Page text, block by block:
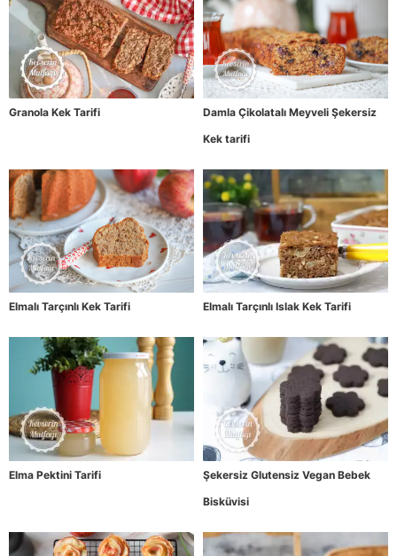
Granola Kek Tarifi
Damla Çikolatalı Meyveli Şekersiz
Kek tarifi
Elmalı Tarçınlı Kek Tarifi Elmalı Tarçınlı Islak Kek Tarifi
Elma Pektini Tarifi
Şekersiz Glutensiz Vegan Bebek
Bisküvisi